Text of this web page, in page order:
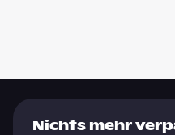
Nichts mehr